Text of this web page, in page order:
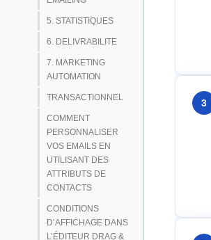
5. STATISTIQUES
6. DELIVRABILITE
7. MARKETING
AUTOMATION
TRANSACTIONNEL
COMMENT
PERSONNALISER
VOS EMAILS EN
UTILISANT DES
ATTRIBUTS DE
CONTACTS
CONDITIONS
D’AFFICHAGE DANS
L’ÉDITEUR DRAG &
3